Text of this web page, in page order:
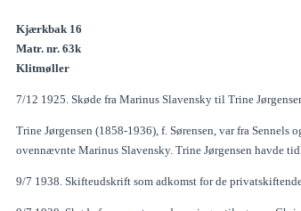
Kjærkbak 16
Matr. nr. 63k
Klitmøller
7/12 1925. Skøde fra Marinus Slavensky til Trine
Trine Jørgensen (1858-1936), f. Sørensen, var fra Sennels
ovennævnte Marinus Slavensky. Trine Jørgensen havde
9/7 1938. Skifteudskrift som adkomst for de